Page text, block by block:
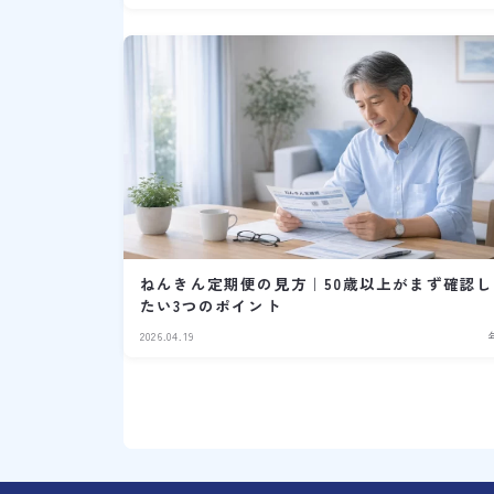
ねんきん定期便の見方｜50歳以上がまず確認し
たい3つのポイント
2026.04.19